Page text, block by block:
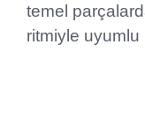
temel
ritmiyle uyumlu